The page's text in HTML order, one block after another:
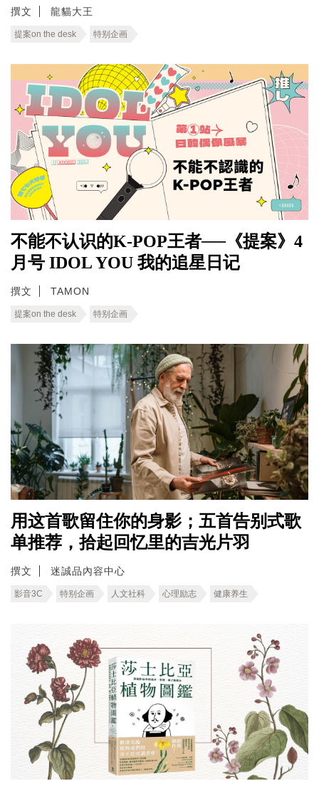
撰文 龍貓大王
提案on the desk 特别企画
不能不认识的K-POP王者──《提案》4
月号 IDOL YOU 我的追星日记
撰文 TAMON
提案on the desk 特别企画
用这首歌留住你的身影；五首告别式歌
单推荐，拾起回忆里的吉光片羽
撰文 迷誠品內容中心
影音3C 特别企画 人文社科 心理励志 健康养生